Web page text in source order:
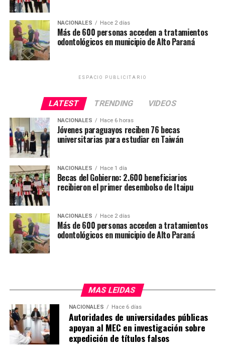
NACIONALES Hace 2 días
Más de 600 personas acceden a tratamientos
odontológicos en municipio de Alto Paraná
ESPACIO PUBLICITARIO
LATEST TRENDING VIDEOS
NACIONALES Hace 6 horas
Jóvenes paraguayos reciben 76 becas
universitarias para estudiar en Taiwán
NACIONALES Hace 1 día
Becas del Gobierno: 2.600 beneficiarios
recibieron el primer desembolso de Itaipu
NACIONALES Hace 2 días
Más de 600 personas acceden a tratamientos
odontológicos en municipio de Alto Paraná
MAS LEIDAS
NACIONALES Hace 6 días
Autoridades de universidades públicas
apoyan al MEC en investigación sobre
expedición de títulos falsos